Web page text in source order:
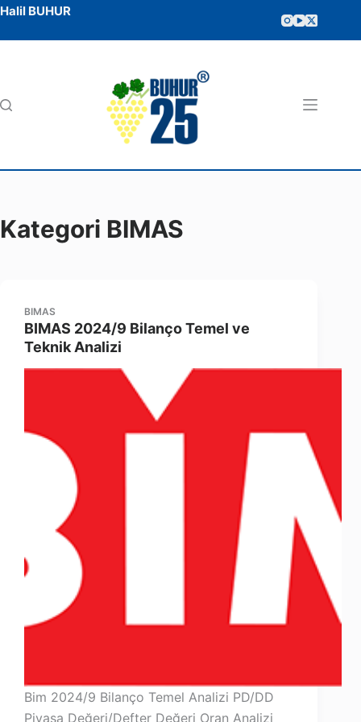
Halil BUHUR
Kategori BIMAS
BIMAS
BIMAS 2024/9 Bilanço Temel ve
Teknik Analizi
Bim 2024/9 Bilanço Temel Analizi PD/DD
Piyasa Değeri/Defter Değeri Oran Analizi